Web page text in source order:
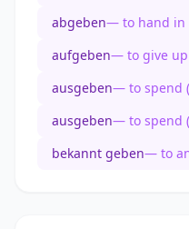
abgeben— to hand in
aufgeben— to give up
ausgeben— to spend
ausgeben— to spend
bekannt geben— to